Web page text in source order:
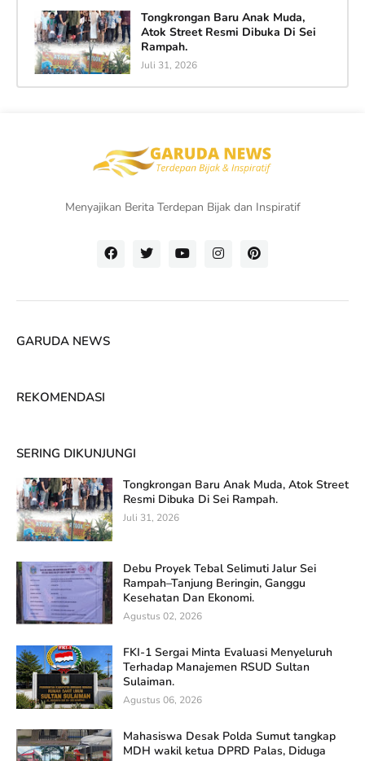
Tongkrongan Baru Anak Muda,
Atok Street Resmi Dibuka Di Sei
Rampah.
Juli 31, 2026
Menyajikan Berita Terdepan Bijak dan Inspiratif
GARUDA NEWS
REKOMENDASI
SERING DIKUNJUNGI
Tongkrongan Baru Anak Muda, Atok Street
Resmi Dibuka Di Sei Rampah.
Juli 31, 2026
Debu Proyek Tebal Selimuti Jalur Sei
Rampah–Tanjung Beringin, Ganggu
Kesehatan Dan Ekonomi.
Agustus 02, 2026
FKI-1 Sergai Minta Evaluasi Menyeluruh
Terhadap Manajemen RSUD Sultan
Sulaiman.
Agustus 06, 2026
Mahasiswa Desak Polda Sumut tangkap
MDH wakil ketua DPRD Palas, Diduga